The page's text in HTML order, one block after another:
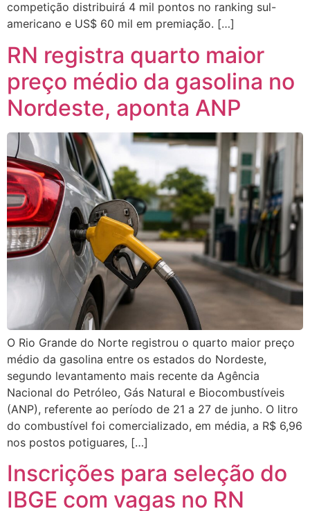
competição distribuirá 4 mil pontos no ranking sul-
americano e US$ 60 mil em premiação. […]
RN registra quarto maior
preço médio da gasolina no
Nordeste, aponta ANP
O Rio Grande do Norte registrou o quarto maior preço
médio da gasolina entre os estados do Nordeste,
segundo levantamento mais recente da Agência
Nacional do Petróleo, Gás Natural e Biocombustíveis
(ANP), referente ao período de 21 a 27 de junho. O litro
do combustível foi comercializado, em média, a R$ 6,96
nos postos potiguares, […]
Inscrições para seleção do
IBGE com vagas no RN